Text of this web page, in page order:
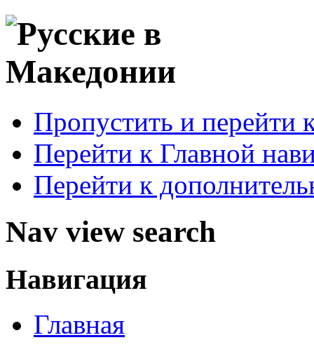
Пропустить и перейти
Перейти к Главной
Перейти к
Nav view search
Навигация
Главная